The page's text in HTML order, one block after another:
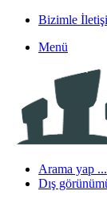
Bizimle
Menü
Arama yap ...
Dış